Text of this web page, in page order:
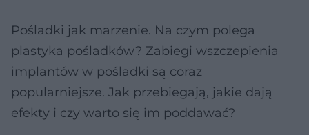
Pośladki jak marzenie. Na czym polega
plastyka pośladków? Zabiegi wszczepienia
implantów w pośladki są coraz
popularniejsze. Jak przebiegają, jakie dają
efekty i czy warto się im poddawać?